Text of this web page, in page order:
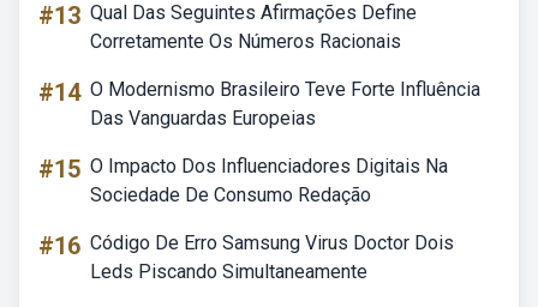
#13 Qual Das Seguintes Afirmações Define
Corretamente Os Números Racionais
#14 O Modernismo Brasileiro Teve Forte Influência
Das Vanguardas Europeias
#15 O Impacto Dos Influenciadores Digitais Na
Sociedade De Consumo Redação
#16 Código De Erro Samsung Virus Doctor Dois
Leds Piscando Simultaneamente